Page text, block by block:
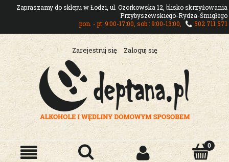
Zapraszamy do sklepu w Łodzi, ul. Ozorkowska 12, blisko skrzyżowania
Przybyszewskiego-Rydza-Śmigłego
pon. - pt: 9:00-17:00, sob.: 9:00-13:00,
502 711 571
Zarejestruj się Zaloguj się